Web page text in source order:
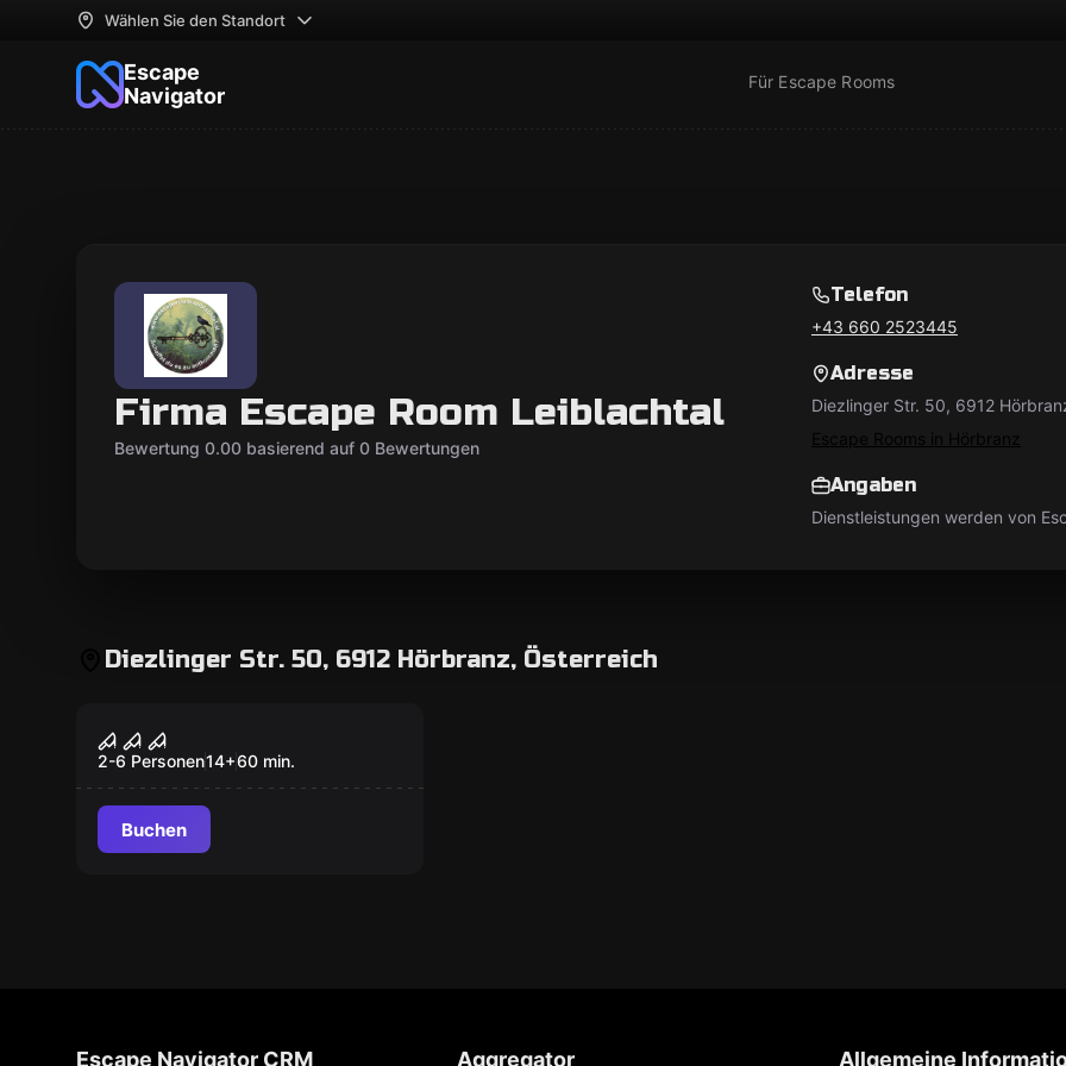
Wählen Sie den Standort
Escape
Navigator
Für Escape Rooms
Firma Escape Room Leiblachtal
Bewertung 0.00 basierend auf 0 Bewertungen
Telefon
+43 660 2523445
Adresse
Diezlinger Str. 50, 6912
Escape Rooms in Hörbranz
Angaben
Dienstleistungen werden von
Diezlinger Str. 50, 6912 Hörbranz, Österreich
Populär
Der Fluch
2-6 Personen14+60 min.
Buchen
Escape Navigator CRM Aggregator Allgemeine